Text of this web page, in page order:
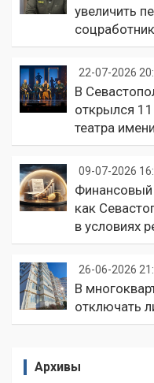
увеличить
22-07-2026
В
открылся
театра
09-07-2026
как
в условиях
26-06-2026
В
отключать
Архивы